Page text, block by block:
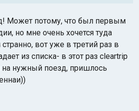
Может потому, что был первым
но мне очень хочется туда
вот уже в третий раз в
из списка- в этот раз cleartrip
на нужный поезд, пришлось